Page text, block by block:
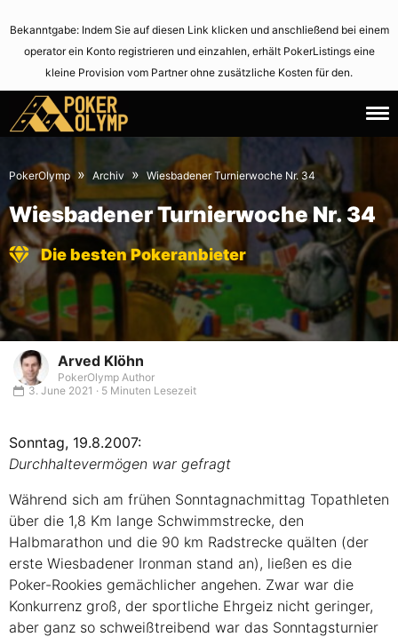
Bekanntgabe: Indem Sie auf diesen Link klicken und anschließend bei einem
operator ein Konto registrieren und einzahlen, erhält PokerListings eine
kleine Provision vom Partner ohne zusätzliche Kosten für den.
August
2007
3,
2021
PokerOlymp » Archiv » Wiesbadener Turnierwoche Nr. 34
Wiesbadener Turnierwoche Nr. 34
Die besten Pokeranbieter
Arved Klöhn
PokerOlymp Author
3. June 2021 · 5 Minuten Lesezeit
Sonntag, 19.8.2007:
Durchhaltevermögen war gefragt
Während sich am frühen Sonntagnachmittag Topathleten
über die 1,8 Km lange Schwimmstrecke, den
Halbmarathon und die 90 km Radstrecke quälten (der
erste Wiesbadener Ironman stand an), ließen es die
Poker-Rookies gemächlicher angehen. Zwar war die
Konkurrenz groß, der sportliche Ehrgeiz nicht geringer,
aber ganz so schweißtreibend war das Sonntagsturnier